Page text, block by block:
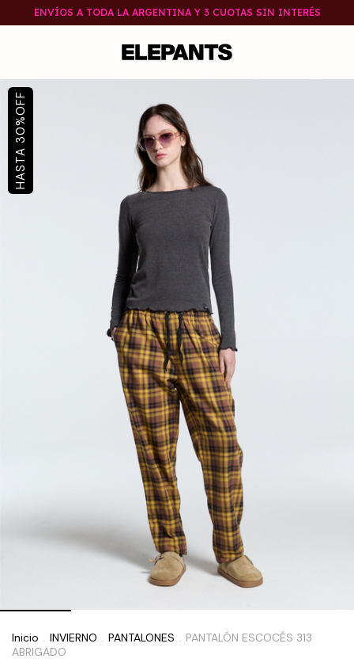
ENVÍOS A TODA LA ARGENTINA Y 3 CUOTAS SIN INTERÉS
30
%
OFF
Inicio . INVIERNO . PANTALONES . PANTALÓN ESCOCÉS 313
ABRIGADO